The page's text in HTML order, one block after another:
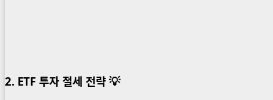
2. ETF 투자 절세 전략 💡